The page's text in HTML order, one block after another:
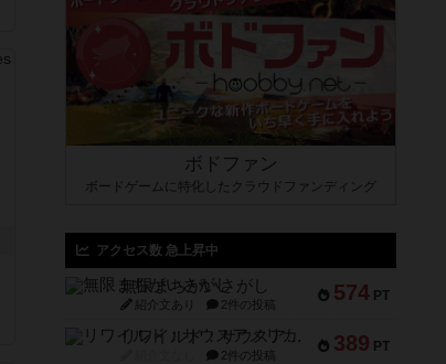
ボドファン
ボードゲームに特化したクラウドファンディング
アクセス数 急上昇中
574 PT
無限まちがいさがし
紹介文あり 2件の投稿
389 PT
リワイルド：サウスアメリカ
2件の投稿